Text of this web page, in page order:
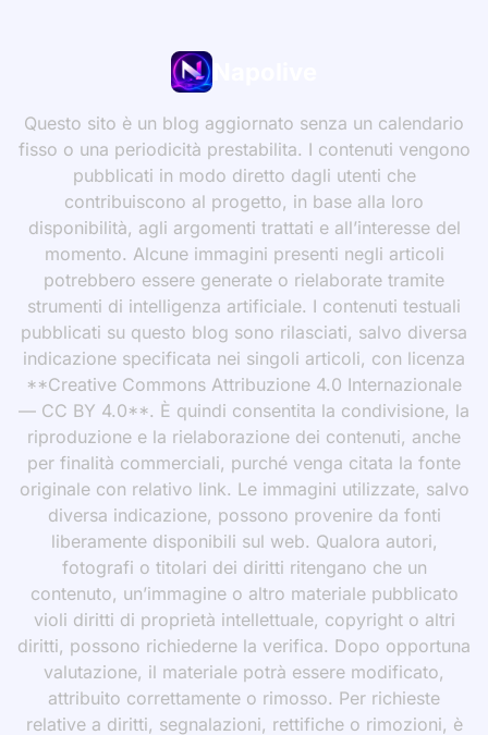
Questo sito è un blog aggiornato senza un calendario
fisso o una periodicità prestabilita. I contenuti vengono
pubblicati in modo diretto dagli utenti che
contribuiscono al progetto, in base alla loro
disponibilità, agli argomenti trattati e all’interesse del
momento. Alcune immagini presenti negli articoli
potrebbero essere generate o rielaborate tramite
strumenti di intelligenza artificiale. I contenuti testuali
pubblicati su questo blog sono rilasciati, salvo diversa
indicazione specificata nei singoli articoli, con licenza
**Creative Commons Attribuzione 4.0 Internazionale
— CC BY 4.0**. È quindi consentita la condivisione, la
riproduzione e la rielaborazione dei contenuti, anche
per finalità commerciali, purché venga citata la fonte
originale con relativo link. Le immagini utilizzate, salvo
diversa indicazione, possono provenire da fonti
liberamente disponibili sul web. Qualora autori,
fotografi o titolari dei diritti ritengano che un
contenuto, un’immagine o altro materiale pubblicato
violi diritti di proprietà intellettuale, copyright o altri
diritti, possono richiederne la verifica. Dopo opportuna
valutazione, il materiale potrà essere modificato,
attribuito correttamente o rimosso. Per richieste
relative a diritti, segnalazioni, rettifiche o rimozioni, è